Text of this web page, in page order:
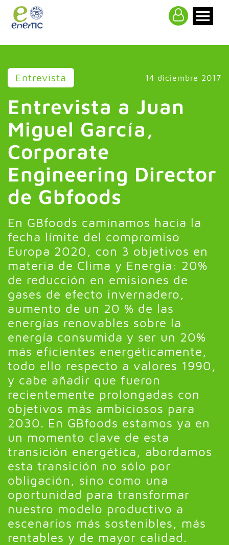
Entrevista 14 diciembre 2017
Entrevista a Juan
Miguel García,
Corporate
Engineering Director
de Gbfoods
En GBfoods caminamos hacia la
fecha límite del compromiso
Europa 2020, con 3 objetivos en
materia de Clima y Energía: 20%
de reducción en emisiones de
gases de efecto invernadero,
aumento de un 20 % de las
energías renovables sobre la
energía consumida y ser un 20%
más eficientes energéticamente,
todo ello respecto a valores 1990,
y cabe añadir que fueron
recientemente prolongadas con
objetivos más ambiciosos para
2030. En GBfoods estamos ya en
un momento clave de esta
transición energética, abordamos
esta transición no sólo por
obligación, sino como una
oportunidad para transformar
nuestro modelo productivo a
escenarios más sostenibles, más
rentables y de mayor calidad.